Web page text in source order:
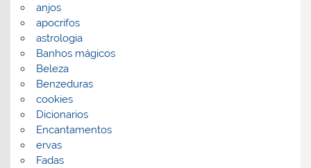
anjos
apocrifos
astrologia
Banhos mágicos
Beleza
Benzeduras
cookies
Dicionarios
Encantamentos
ervas
Fadas